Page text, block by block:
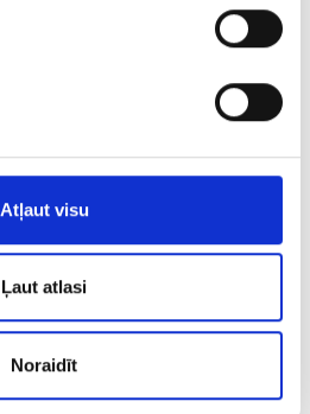
Atļaut visu
Ļaut atlasi
Noraidīt